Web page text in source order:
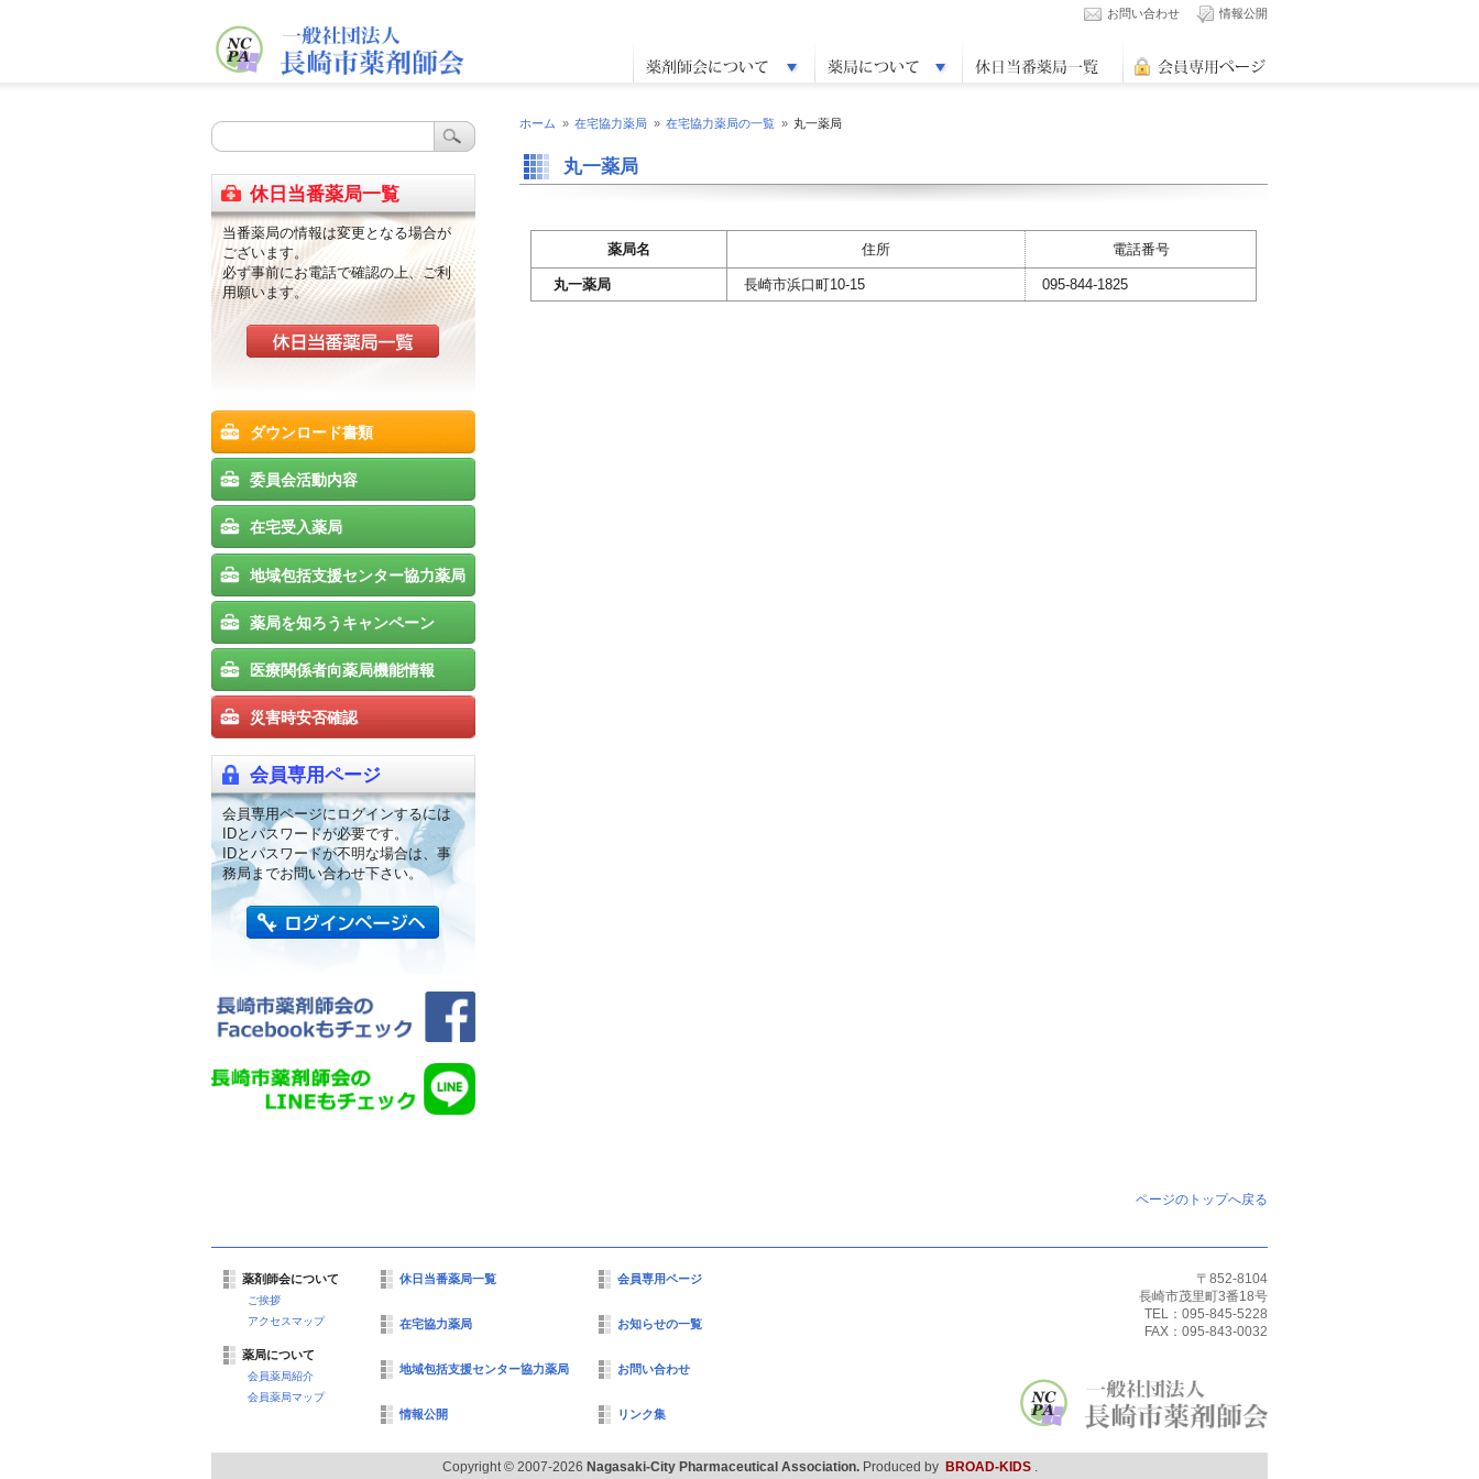
お問い合わせ 情報公開
ホーム » 在宅協力薬局 » 在宅協力薬局の一覧 » 丸一薬局
丸一薬局
薬局名 住所 電話番号
丸一薬局 長崎市浜口町10-15 095-844-1825
休日当番薬局一覧
当番薬局の情報は変更となる場合が
ございます。
必ず事前にお電話で確認の上、ご利
用願います。
ダウンロード書類
委員会活動内容
在宅受入薬局
地域包括支援センター協力薬局
薬局を知ろうキャンペーン
医療関係者向薬局機能情報
災害時安否確認
会員専用ページ
会員専用ページにログインするには
IDとパスワードが必要です。
IDとパスワードが不明な場合は、事
務局までお問い合わせ下さい。
ページのトップへ戻る
薬剤師会について
ご挨拶
アクセスマップ
薬局について
会員薬局紹介
会員薬局マップ
休日当番薬局一覧
在宅協力薬局
地域包括支援センター協力薬局
情報公開
会員専用ページ
お知らせの一覧
お問い合わせ
リンク集
〒852-8104
長崎市茂里町3番18号
TEL：095-845-5228
FAX：095-843-0032
Copyright © 2007-2026 Nagasaki-City Pharmaceutical Association.Produced by BROAD-KIDS .